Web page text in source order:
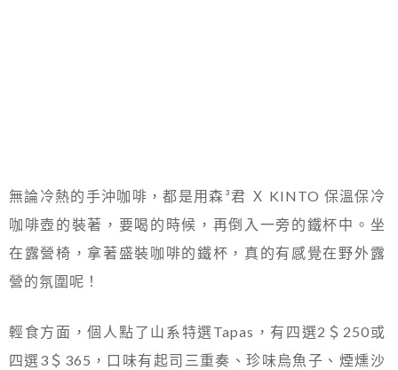
無論冷熱的手沖咖啡，都是用森³君 Ｘ KINTO 保溫保冷
咖啡壺的裝著，要喝的時候，再倒入一旁的鐵杯中。坐
在露營椅，拿著盛裝咖啡的鐵杯，真的有感覺在野外露
營的氛圍呢！
輕食方面，個人點了山系特選Tapas，有四選2＄250或
四選3＄365，口味有起司三重奏、珍味烏魚子、煙燻沙